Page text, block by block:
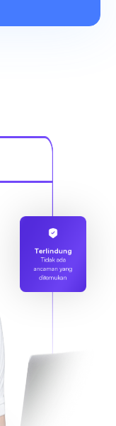
Terlindung
Tidak ada
ancaman yang
ditemukan